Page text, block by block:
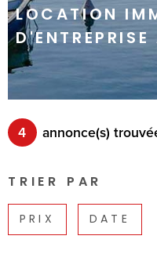
LOCATION
4 annonce(s)
TRIER PAR
PRIX DATE